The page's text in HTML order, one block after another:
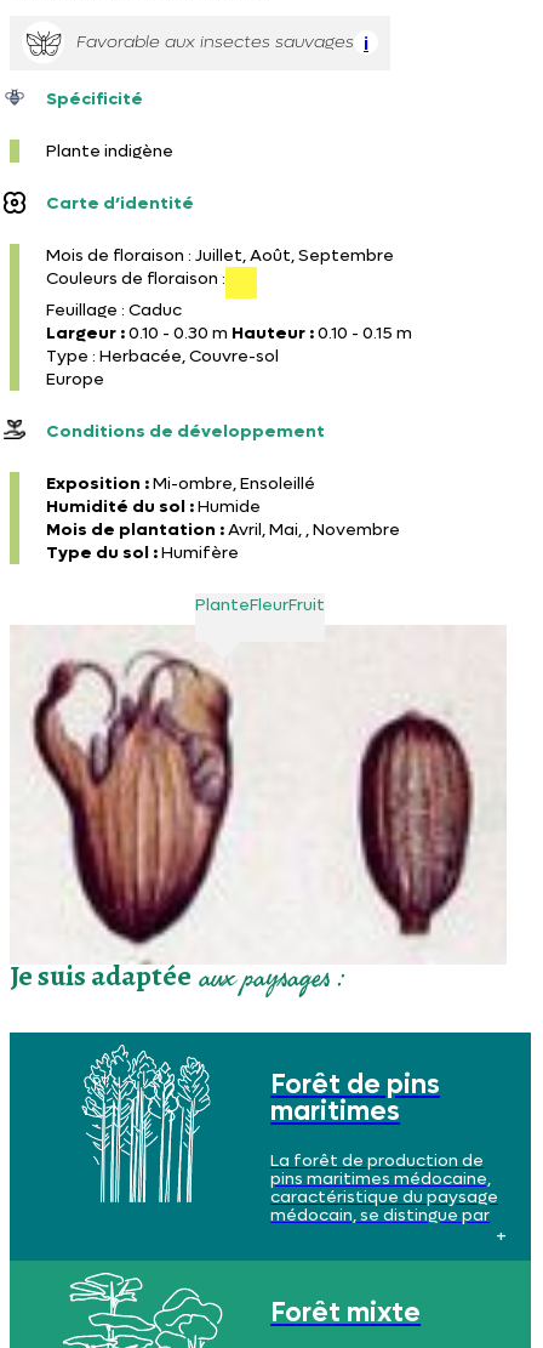
Favorable aux insectes sauvages i
Spécificité
Plante indigène
Carte d’identité
Mois de floraison : Juillet, Août, Septembre
Couleurs de floraison :
Feuillage : Caduc
Largeur :0.10 - 0.30 m Hauteur :0.10 - 0.15 m
Type : Herbacée, Couvre-sol
Europe
Conditions de développement
Exposition :Mi-ombre, Ensoleillé
Humidité du sol :Humide
Mois de plantation :Avril, Mai, , Novembre
Type du sol :Humifère
PlanteFleurFruit
Je suis adaptée aux paysages :
Forêt de pins
maritimes
La forêt de production de
pins maritimes médocaine,
caractéristique du paysage
médocain, se distingue par
remarquables. Les sols y sont
sableux, tourbeux par
Forêt mixte